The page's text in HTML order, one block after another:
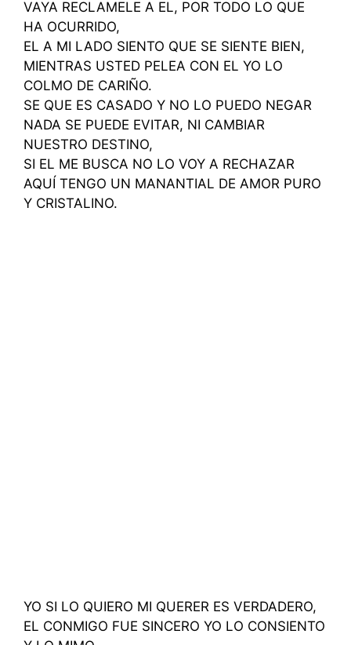
VAYA RECLAMELE A EL, POR TODO LO QUE
HA OCURRIDO,
EL A MI LADO SIENTO QUE SE SIENTE BIEN,
MIENTRAS USTED PELEA CON EL YO LO
COLMO DE CARIÑO.
SE QUE ES CASADO Y NO LO PUEDO NEGAR
NADA SE PUEDE EVITAR, NI CAMBIAR
NUESTRO DESTINO,
SI EL ME BUSCA NO LO VOY A RECHAZAR
AQUÍ TENGO UN MANANTIAL DE AMOR PURO
Y CRISTALINO.
YO SI LO QUIERO MI QUERER ES VERDADERO,
EL CONMIGO FUE SINCERO YO LO CONSIENTO